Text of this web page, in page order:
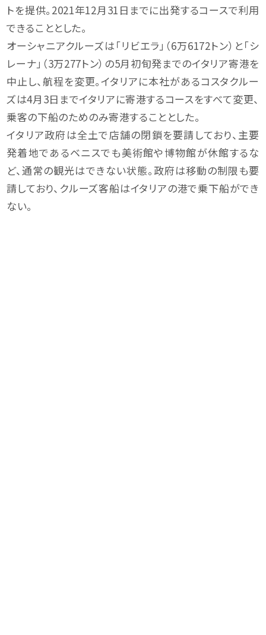
トを提供。2021年12月31日までに出発するコースで利用
できることとした。
オーシャニアクルーズは「リビエラ」（6万6172トン）と「シ
レーナ」（3万277トン）の5月初旬発までのイタリア寄港を
中止し、航程を変更。イタリアに本社があるコスタクルー
ズは4月3日までイタリアに寄港するコースをすべて変更、
乗客の下船のためのみ寄港することとした。
イタリア政府は全土で店舗の閉鎖を要請しており、主要
発着地であるベニスでも美術館や博物館が休館するな
ど、通常の観光はできない状態。政府は移動の制限も要
請しており、クルーズ客船はイタリアの港で乗下船ができ
ない。